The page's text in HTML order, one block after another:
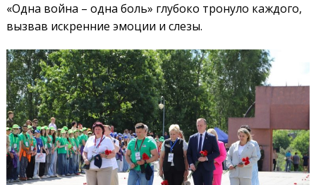
«Одна война – одна боль» глубоко тронуло каждого,
вызвав искренние эмоции и слезы.